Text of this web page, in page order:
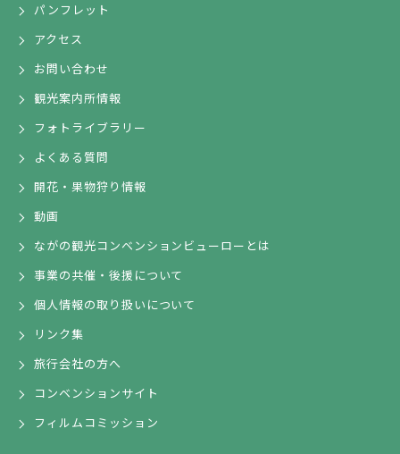
パンフレット
アクセス
お問い合わせ
観光案内所情報
フォトライブラリー
よくある質問
開花・果物狩り情報
動画
ながの観光コンベンションビューローとは
事業の共催・後援について
個人情報の取り扱いについて
リンク集
旅行会社の方へ
コンベンションサイト
フィルムコミッション